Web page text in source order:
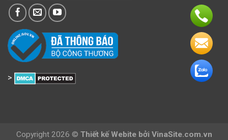
>
Copyright 2026 © Thiết kế Webitebởi VinaSite.com.vn